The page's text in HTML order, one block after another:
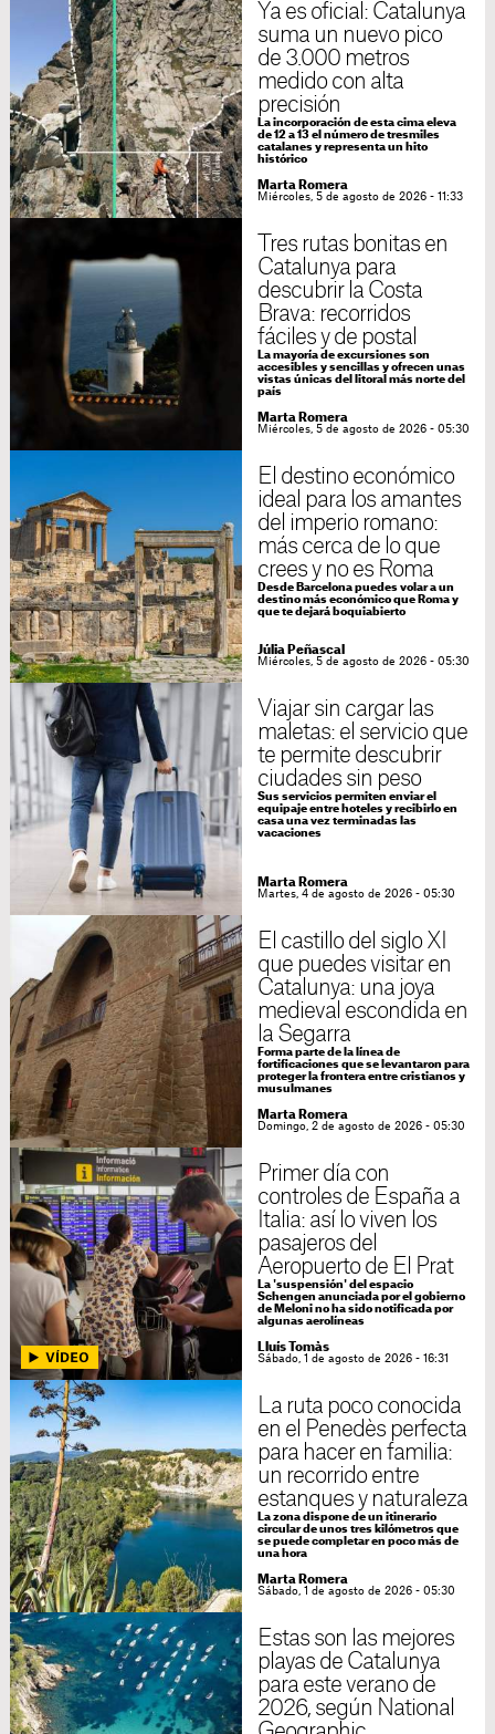
Ya es oficial: Catalunya
suma un nuevo pico
de 3.000 metros
medido con alta
precisión
La incorporación de esta cima eleva
de 12 a 13 el número de tresmiles
catalanes y representa un hito
histórico
Marta Romera
Miércoles, 5 de agosto de 2026 - 11:33
Tres rutas bonitas en
Catalunya para
descubrir la Costa
Brava: recorridos
fáciles y de postal
La mayoría de excursiones son
accesibles y sencillas y ofrecen unas
vistas únicas del litoral más norte del
país
Marta Romera
Miércoles, 5 de agosto de 2026 - 05:30
El destino económico
ideal para los amantes
del imperio romano:
más cerca de lo que
crees y no es Roma
Desde Barcelona puedes volar a un
destino más económico que Roma y
que te dejará boquiabierto
Júlia Peñascal
Miércoles, 5 de agosto de 2026 - 05:30
Viajar sin cargar las
maletas: el servicio que
te permite descubrir
ciudades sin peso
Sus servicios permiten enviar el
equipaje entre hoteles y recibirlo en
casa una vez terminadas las
vacaciones
Marta Romera
Martes, 4 de agosto de 2026 - 05:30
El castillo del siglo XI
que puedes visitar en
Catalunya: una joya
medieval escondida en
la Segarra
Forma parte de la línea de
fortificaciones que se levantaron para
proteger la frontera entre cristianos y
musulmanes
Marta Romera
Domingo, 2 de agosto de 2026 - 05:30
Primer día con
controles de España a
Italia: así lo viven los
pasajeros del
Aeropuerto de El Prat
La 'suspensión' del espacio
Schengen anunciada por el gobierno
de Meloni no ha sido notificada por
algunas aerolíneas
Lluís Tomàs
Sábado, 1 de agosto de 2026 - 16:31
La ruta poco conocida
en el Penedès perfecta
para hacer en familia:
un recorrido entre
estanques y naturaleza
La zona dispone de un itinerario
circular de unos tres kilómetros que
se puede completar en poco más de
una hora
Marta Romera
Sábado, 1 de agosto de 2026 - 05:30
Estas son las mejores
playas de Catalunya
para este verano de
2026, según National